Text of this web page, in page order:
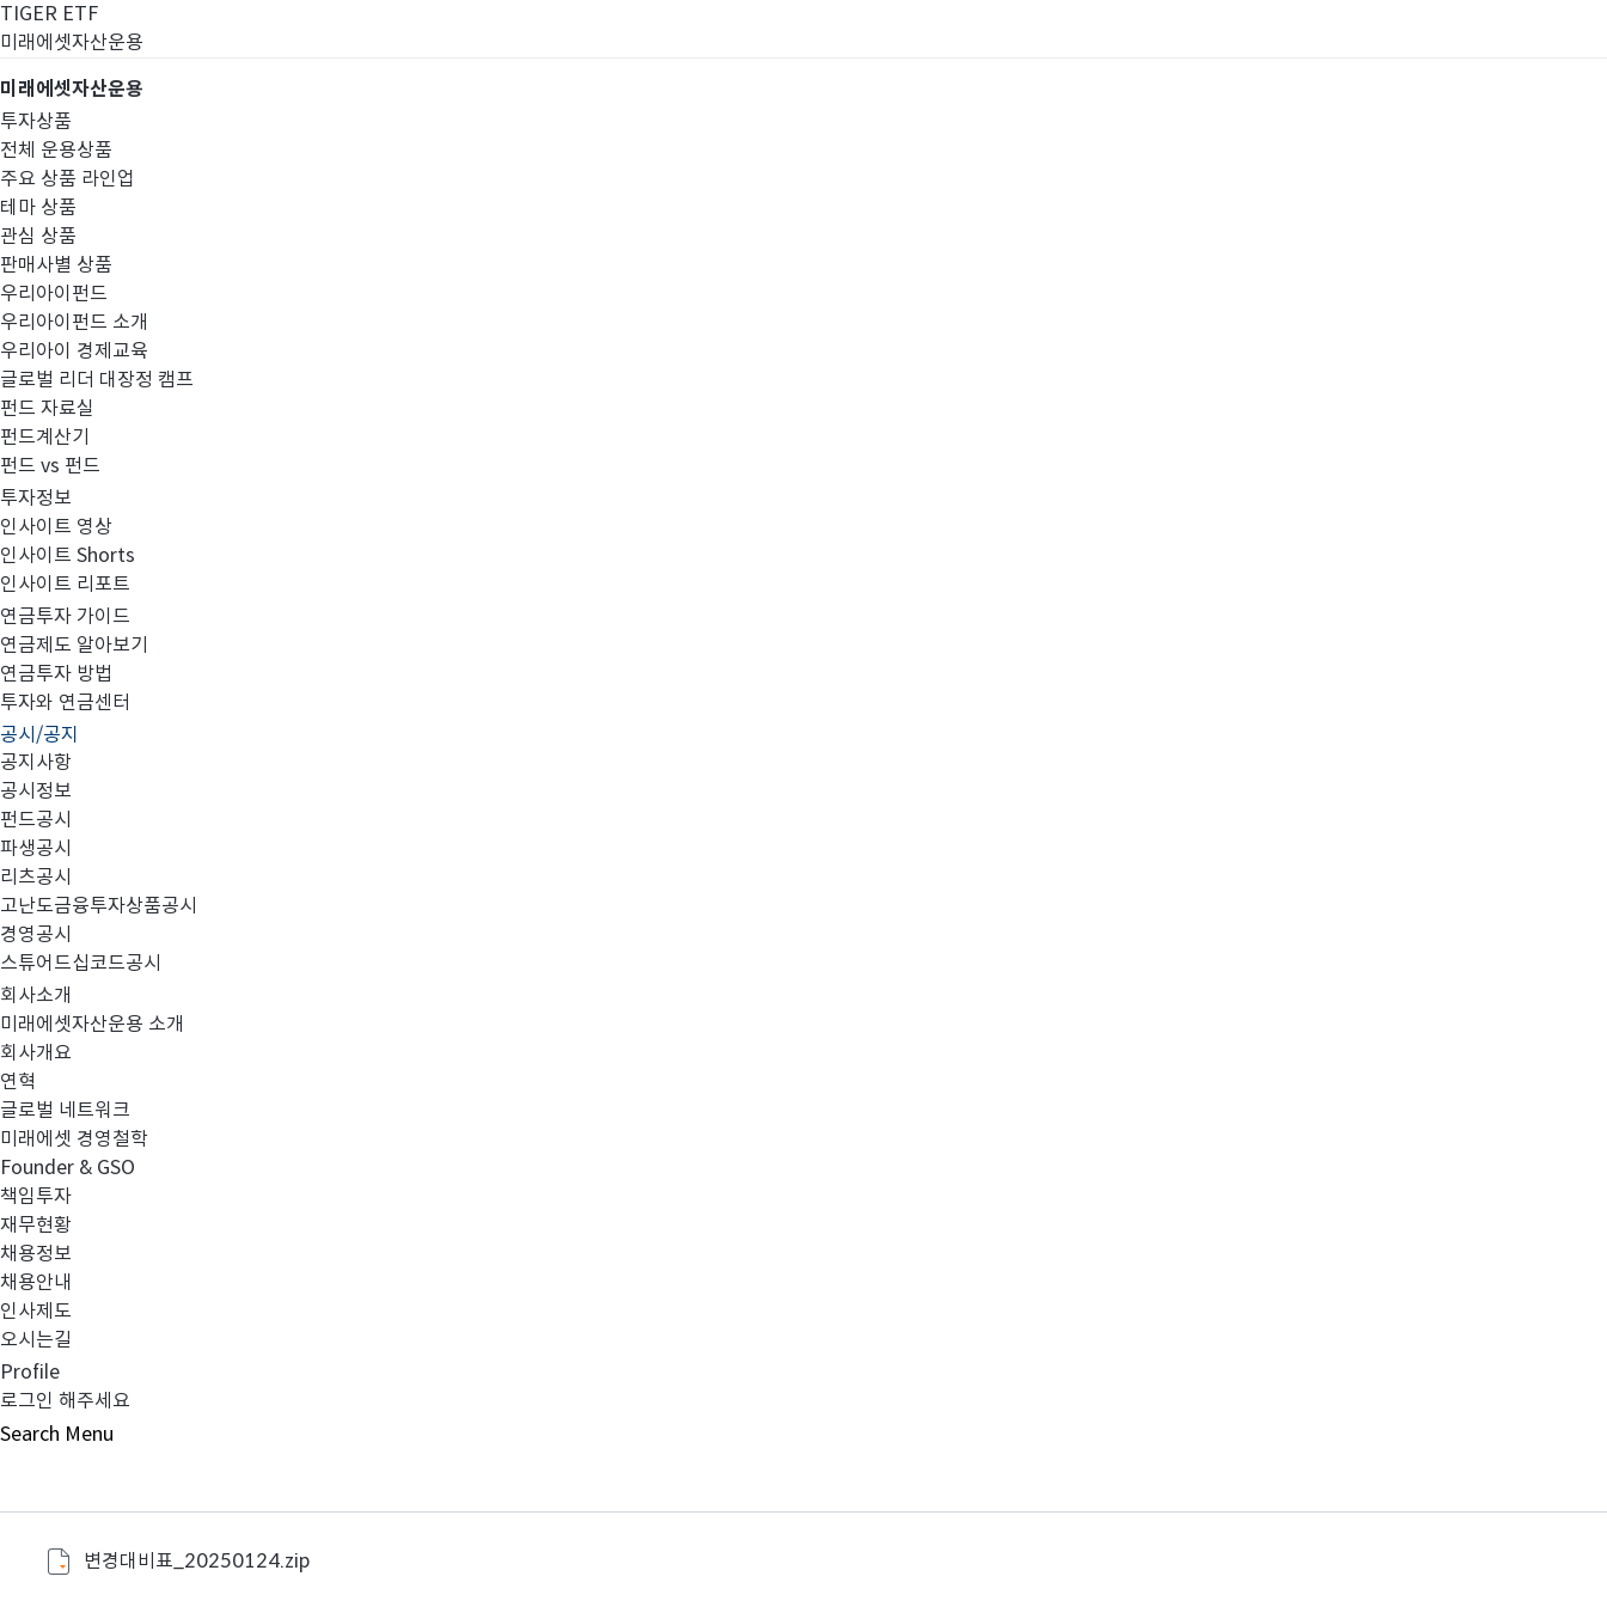
TIGER ETF
미래에셋자산운용
미래에셋자산운용
투자상품
전체 운용상품
주요 상품 라인업
테마 상품
관심 상품
판매사별 상품
우리아이펀드
우리아이펀드 소개
우리아이 경제교육
글로벌 리더 대장정 캠프
펀드 자료실
펀드계산기
펀드 vs 펀드
투자정보
인사이트 영상
인사이트 Shorts
인사이트 리포트
연금투자 가이드
연금제도 알아보기
연금투자 방법
투자와 연금센터
공시/공지
공지사항
공시정보
펀드공시
파생공시
리츠공시
고난도금융투자상품공시
경영공시
스튜어드십코드공시
회사소개
미래에셋자산운용 소개
회사개요
연혁
글로벌 네트워크
미래에셋 경영철학
Founder & GSO
책임투자
재무현황
채용정보
채용안내
인사제도
오시는길
Profile
로그인 해주세요
Search Menu
펀드공시
집합투자규약 및 투자설명서 변경의 건
다음과 같이 정정사항에 대해 안내 드리오니 투자에 참고 부탁드립니다.
- 다 음 -
1. 대상 펀드 : 미래에셋인디아디스커버리증권자투자신탁1호(주식) 등 22건
2. 변경사항 :
1) 펀드 결산에 따른 재무정보 및 주요 수치 업데이트
2) 투자위험등급 관련 변동성 값 등 업데이트
3) 기업공시서식 개정사항 반영
4) 선취판매수수료 삭제
5) 모투자신탁 운용역 변경
6) 소득세법 및 법인세법 개정사항 반영
3. 효력발생일 : 2025년 01월 24일 (금)
자세한 사항은 첨부된 변경대비표 확인 부탁드립니다.
변경대비표_20250124.zip